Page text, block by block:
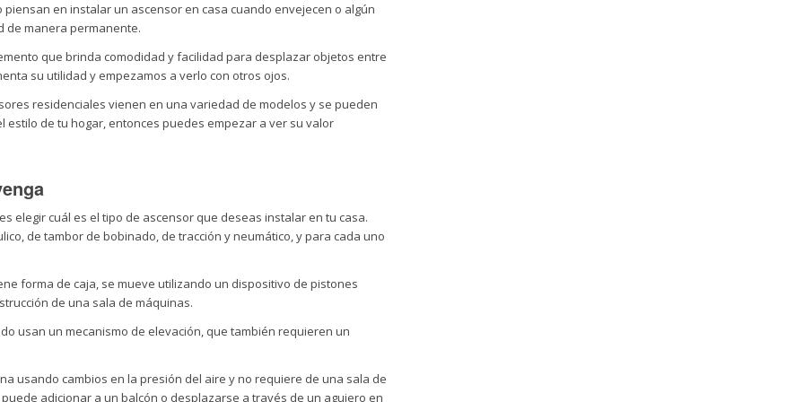
en instalar un ascensor en casa cuando envejecen o algún
de manera permanente.
que brinda comodidad y facilidad para desplazar objetos entre
su utilidad y empezamos a verlo con otros ojos.
residenciales vienen en una variedad de modelos y se pueden
estilo de tu hogar, entonces puedes empezar a ver su valor
elegir cuál es el tipo de ascensor que deseas instalar en tu casa.
de tambor de bobinado, de tracción y neumático, y para cada uno
forma de caja, se mueve utilizando un dispositivo de pistones
de una sala de máquinas.
usan un mecanismo de elevación, que también requieren un
usando cambios en la presión del aire y no requiere de una sala de
adicionar a un balcón o desplazarse a través de un agujero en